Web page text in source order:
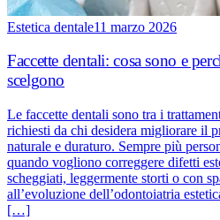
Estetica dentale11 marzo 2026
Faccette dentali: cosa sono e
scelgono
Le faccette dentali sono tra i
richiesti da chi desidera migliorare il
naturale e duraturo. Sempre più
quando vogliono correggere difetti
scheggiati, leggermente storti o con
all’evoluzione dell’odontoiatria
[…]